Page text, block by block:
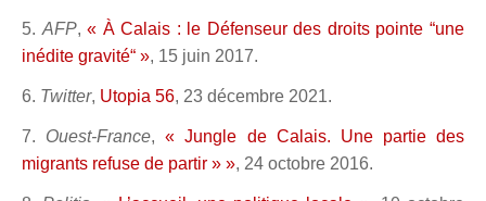
5. AFP,« À Calais : le Défenseur des droits pointe “une
inédite gravité“ », 15 juin 2017.
6. Twitter, Utopia 56, 23 décembre 2021.
7. Ouest-France,« Jungle de Calais. Une partie des
migrants refuse de partir » », 24 octobre 2016.